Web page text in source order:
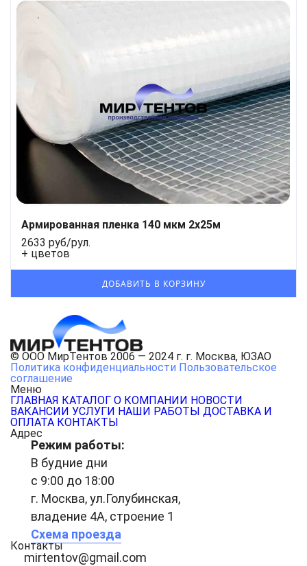
Армированная пленка 140 мкм 2x25м
2633 руб/рул.
+ цветов
© ООО МирТентов 2006 — 2024 г. г. Москва, ЮЗАО
Политика конфиденциальности Пользовательское
соглашение
Меню
ГЛАВНАЯ КАТАЛОГ О КОМПАНИИ НОВОСТИ
ВАКАНСИИ УСЛУГИ НАШИ РАБОТЫ ДОСТАВКА И
ОПЛАТА КОНТАКТЫ
Адрес
Режим работы:
В будние дни
с 9:00 до 18:00
г. Москва, ул.Голубинская,
владение 4А, строение 1
Схема проезда
Контакты
mirtentov@gmail.com